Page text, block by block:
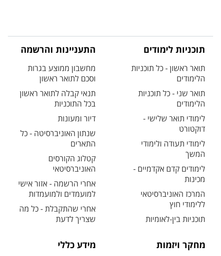
תוכניות לימודים
תואר ראשון - כל תוכניות
הלימודים
תואר שני - כל תוכניות
הלימודים
לימודי תואר שלישי -
דוקטורט
לימודי תעודה ולימודי
המשך
לימודים קדם אקדמיים -
מכינות
המרכז האוניברסיטאי
ללימודי חוץ
תוכניות בין-לאומיות
התעניינות והרשמה
מחשבון ממוצע בגרות
וסכם לתואר ראשון
תנאי קבלה לתואר ראשון
בכל התוכניות
דיור ומעונות
שנתון האוניברסיטה - כל
התארים
קטלוג הקורסים
האוניברסיטאי
אחרי הרשמה - אזור אישי
למועמדים ולמועמדות
אחרי שהתקבלת - כל מה
שצריך לדעת
מחקר ויזמות מידע כללי